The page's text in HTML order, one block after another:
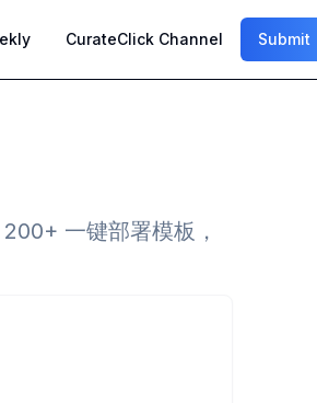
CurateClick Channel Submit
一键部署模板，